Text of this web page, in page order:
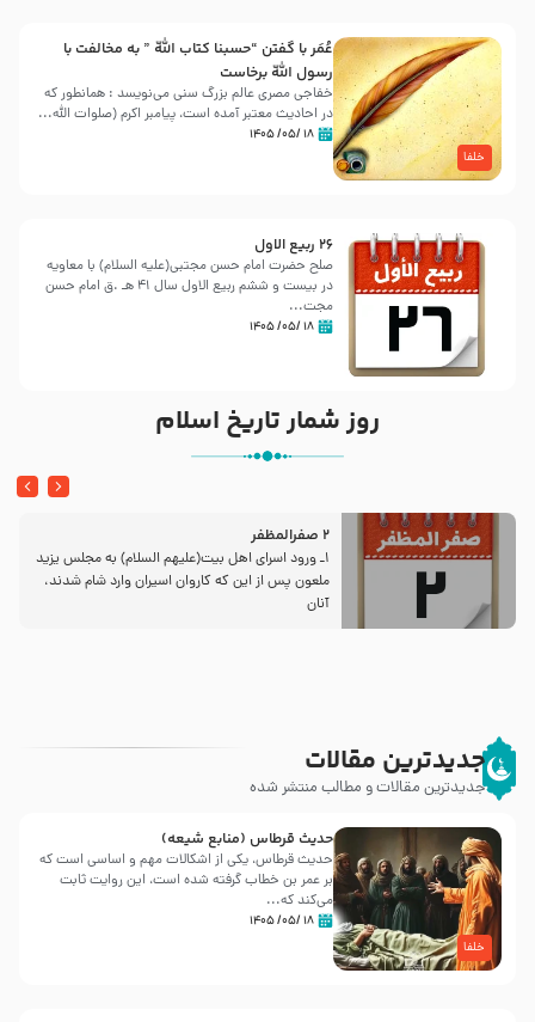
خلفا
عُمَر با گفتن “حسبنا كتاب اللّه ” به مخالفت با
رسول اللّه برخاست
خفاجی مصری عالم بزرگ سنی می‌نویسد : همانطور که
در احادیث معتبر آمده است، پیامبر اکرم (صلوات اللّه...
۱۸ /۰۵/ ۱۴۰۵
26 ربيع الاول
صلح حضرت امام حسن مجتبی(علیه السلام) با معاویه
در بیست و ششم ربیع الاول سال 41 هـ .ق امام حسن
مجت...
۱۸ /۰۵/ ۱۴۰۵
روز شمار تاریخ اسلام
2 صفرالمظفر
1ـ ورود اسراى اهل بیت‌(علیهم السلام) به مجلس یزید
ملعون پس از این كه كاروان اسیران وارد شام شدند،
آنان
جدیدترین مقالات
جدیدترین مقالات و مطالب منتشر شده
خلفا
حدیث قرطاس (منابع شیعه)
حدیث قرطاس، یکی از اشکالات مهم و اساسی است که
بر عمر بن خطاب گرفته شده است، این روایت ثابت
می‌کند که...
۱۸ /۰۵/ ۱۴۰۵